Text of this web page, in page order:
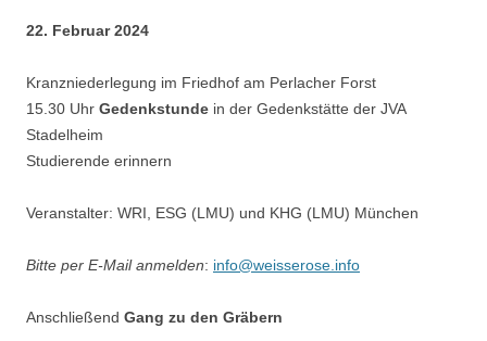
22. Februar 2024
Kranzniederlegung im Friedhof am Perlacher Forst
15.30 Uhr Gedenkstunde in der Gedenkstätte der JVA
Stadelheim
Studierende erinnern
Veranstalter: WRI, ESG (LMU) und KHG (LMU) München
Bitte per E-Mail anmelden: info@weisserose.info
Anschließend Gang zu den Gräbern